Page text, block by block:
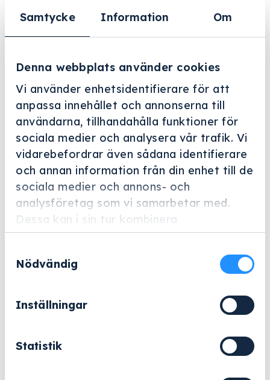
Samtycke Information Om
Denna webbplats använder cookies
Vi använder enhetsidentifierare för att
anpassa innehållet och annonserna till
användarna, tillhandahålla funktioner för
sociala medier och analysera vår trafik. Vi
vidarebefordrar även sådana identifierare
och annan information från din enhet till de
sociala medier och annons- och
analysföretag som vi samarbetar med.
Dessa kan i sin tur kombinera
informationen med annan information som
samlat in när du har använt deras tjänster.
Nödvändig
Inställningar
Statistik
Helskärm
Harry Holms
Instrumentfjäder 190 mm
Artikelnummer: 705100
531kr
mm